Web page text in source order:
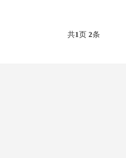
共1页 2条